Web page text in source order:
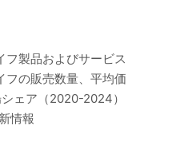
製品およびサービス
フの販売数量、平均価
ェア（2020-2024）
情報